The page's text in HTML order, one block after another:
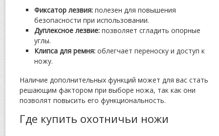
Фиксатор лезвия: полезен для повышения
безопасности при использовании.
Дуплексное лезвие: позволяет сгладить опорные
углы.
Клипса для ремня: облегчает переноску и доступ к
ножу.
Наличие дополнительных функций может для вас стать
решающим фактором при выборе ножа, так как они
позволят повысить его функциональность.
Где купить охотничьи ножи